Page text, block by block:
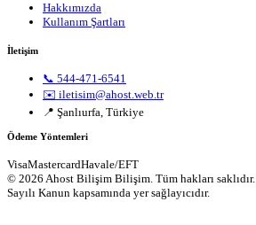
Hakkımızda
Kullanım Şartları
İletişim
📞 544-471-6541
✉️ iletisim@ahost.web.tr
📍 Şanlıurfa, Türkiye
Ödeme Yöntemleri
VisaMastercardHavale/EFT
© 2026 Ahost Bilişim Bilişim. Tüm hakları saklıdır.
Sayılı Kanun kapsamında yer sağlayıcıdır.